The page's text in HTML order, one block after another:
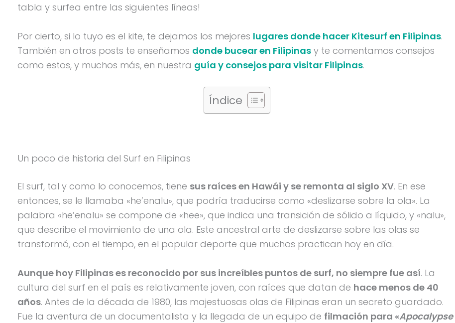
tabla y surfea entre las siguientes líneas!
Por cierto, si lo tuyo es el kite, te dejamos los mejores lugares donde hacer Kitesurf en Filipinas.
También en otros posts te enseñamos donde bucear en Filipinas y te comentamos consejos
como estos, y muchos más, en nuestra guía y consejos para visitar Filipinas.
Índice
Un poco de historia del Surf en Filipinas
El surf, tal y como lo conocemos, tiene sus raíces en Hawái y se remonta al siglo XV. En ese
entonces, se le llamaba «he’enalu», que podría traducirse como «deslizarse sobre la ola». La
palabra «he’enalu» se compone de «hee», que indica una transición de sólido a líquido, y «nalu»,
que describe el movimiento de una ola. Este ancestral arte de deslizarse sobre las olas se
transformó, con el tiempo, en el popular deporte que muchos practican hoy en día.
Aunque hoy Filipinas es reconocido por sus increíbles puntos de surf, no siempre fue así. La
cultura del surf en el país es relativamente joven, con raíces que datan de hace menos de 40
años. Antes de la década de 1980, las majestuosas olas de Filipinas eran un secreto guardado.
Fue la aventura de un documentalista y la llegada de un equipo de filmación para «Apocalypse